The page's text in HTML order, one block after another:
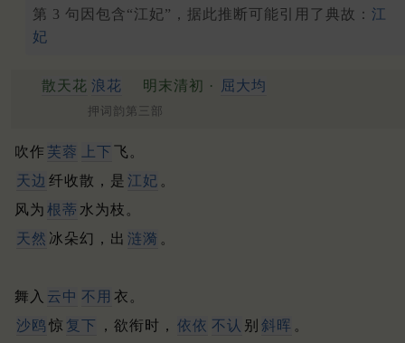
第 3 句因包含“江妃”，据此推断可能引用了典故： 江
妃
散天花 浪花 明末清初 · 屈大均
押词韵第三部
吹作 芙蓉 上下 飞。
天边 纤收散，是 江妃 。
风为 根蒂 水为枝。
天然 冰朵幻，出 涟漪 。
舞入 云中 不用 衣。
沙鸥 惊 复下 ，欲衔时， 依依 不认 别 斜晖 。